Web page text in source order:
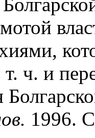
т. ч. и
1996.